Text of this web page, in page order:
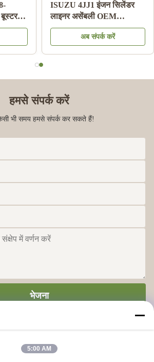
ISUZU 4JJ1 इंजन सिलेंडर
लाइनर असेंबली OEM
रिप्लेसमेंट 3 महीने की वारंटी
अब संपर्क करें
हमसे संपर्क करें
भी समय हमसे संपर्क कर सकते हैं!
भेजना
5:00 AM